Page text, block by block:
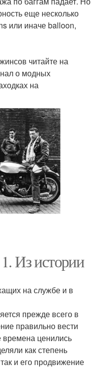
еще несколько
или иначе balloon,
читайте на
о модных
на
Из истории
на службе и в
прежде всего в
правильно вести
времена ценились
как степень
и его продвижение